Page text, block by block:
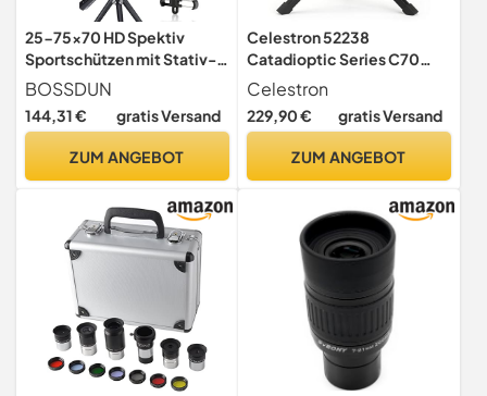
25-75x70 HD Spektiv
Sportschützen mit Stativ-
und Smartphone-Adapter,
Zoom Bak4 Prism FMC Lens
45-Grad-abgewinkelte
Vogelbeobachtung Wildlife
Stargazing (GREENA)
BOSSDUN
144,31 € gratis Versand
ZUM ANGEBOT
Celestron 52238
Catadioptic Series C70
Mini Mak Maksutov-
Cassegrain Spotting Scope
Telescope, Black
Celestron
229,90 € gratis Versand
ZUM ANGEBOT